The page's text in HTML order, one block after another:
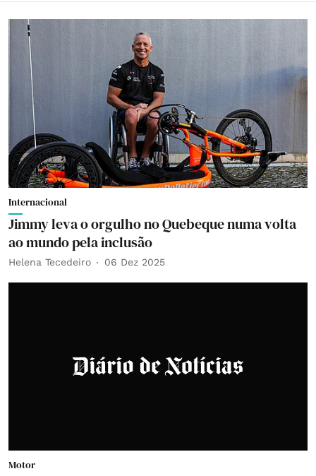
Internacional
Jimmy leva o orgulho no Quebeque numa volta
ao mundo pela inclusão
Helena Tecedeiro 06 Dez 2025
Motor